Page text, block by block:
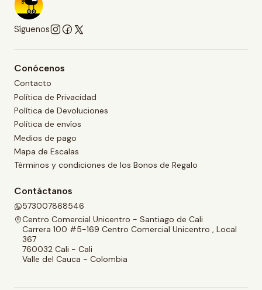
Síguenos
Conócenos
Contacto
Política de Privacidad
Política de Devoluciones
Política de envíos
Medios de pago
Mapa de Escalas
Términos y condiciones de los Bonos de Regalo
Contáctanos
573007868546
Centro Comercial Unicentro - Santiago de Cali
Carrera 100 #5-169 Centro Comercial Unicentro , Local
367
760032 Cali - Cali
Valle del Cauca - Colombia